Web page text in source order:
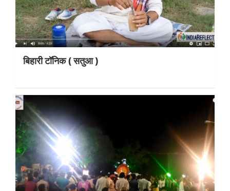
बिहारी टॉनिक ( सतुआ )